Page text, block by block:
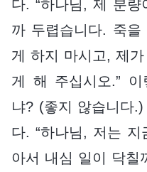
다. “하나님, 제 분
까 두렵습니다. 죽
게 하지 마시고, 제
게 해 주십시오.”
냐? (좋지 않습니다
다. “하나님, 저는
아서 내심 일이 닥칠